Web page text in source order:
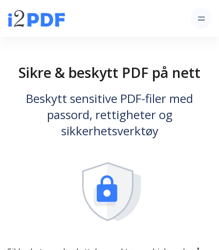
Sikre & beskytt PDF på nett
Beskytt sensitive PDF-filer med
passord, rettigheter og
sikkerhetsverktøy